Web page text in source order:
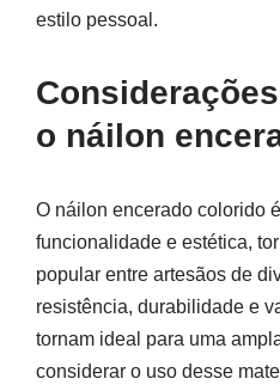
estilo pessoal.
o náilon
O náilon encerado colorido
funcionalidade e estética,
popular entre artesãos de
resistência, durabilidade e
tornam ideal para uma
considerar o uso desse